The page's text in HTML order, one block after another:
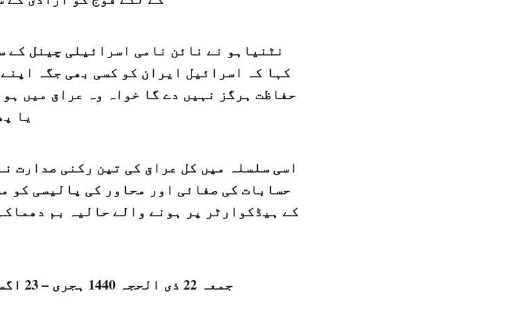
نٹنیاہو نے نائن نامی اسرائیلی چینل کے
کہا کہ اسرائیل ایران کو کسی بھی جگہ
حفاظت ہرگز نہیں دے گا خواہ وہ عراق میں
یا
اسی سلسلہ میں کل عراق کی تین رکنی صدارت
حسابات کی صفائی اور محاور کی پالیسی کو
کے ہیڈکوارٹر پر ہونے والے حالیہ بم
جمعہ 22 ذی الحجہ 1440 ہجری – 23 اگست 2019ء – شمارہ نمبر [14878]